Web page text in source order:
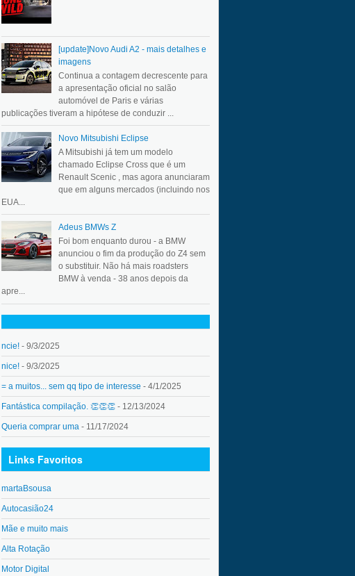
[update]Novo Audi A2 - mais detalhes e
imagens
Continua a contagem decrescente para
a apresentação oficial no salão
automóvel de Paris e várias
publicações tiveram a hipótese de conduzir ...
Novo Mitsubishi Eclipse
A Mitsubishi já tem um modelo
chamado Eclipse Cross que é um
Renault Scenic , mas agora anunciaram
que em alguns mercados (incluindo nos
EUA...
Adeus BMWs Z
Foi bom enquanto durou - a BMW
anunciou o fim da produção do Z4 sem
o substituir. Não há mais roadsters
BMW à venda - 38 anos depois da
apre...
ncie! - 9/3/2025
nice! - 9/3/2025
= a muitos... sem qq tipo de interesse - 4/1/2025
Fantástica compilação. 👏👏👏 - 12/13/2024
Queria comprar uma - 11/17/2024
Links Favoritos
martaBsousa
Autocasião24
Mãe e muito mais
Alta Rotação
Motor Digital